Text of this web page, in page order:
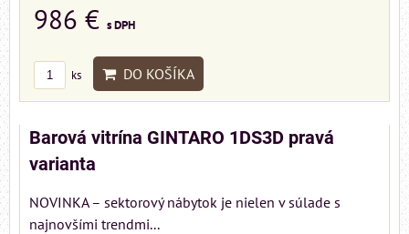
986 € s DPH
ks DO KOŠÍKA
Barová vitrína GINTARO 1DS3D pravá
varianta
NOVINKA – sektorový nábytok je nielen v súlade s
najnovšími trendmi...